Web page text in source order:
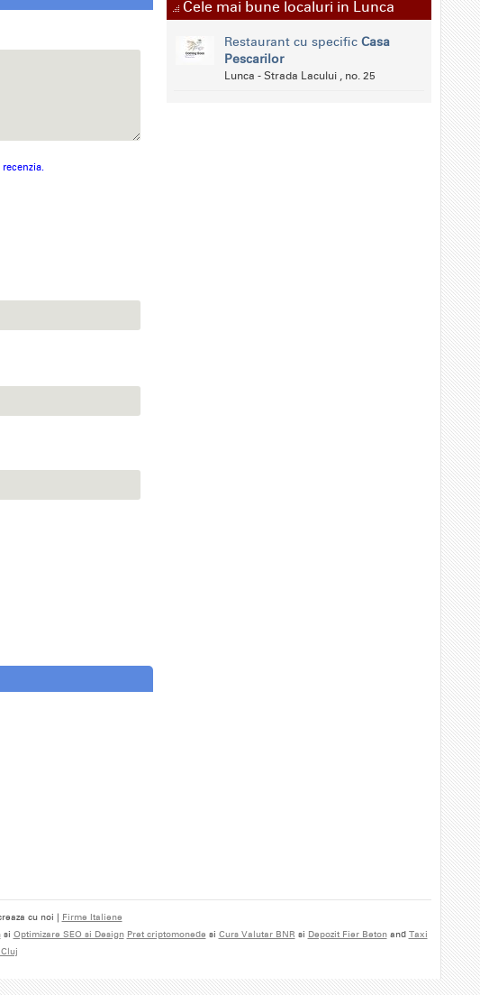
Cele mai bune localuri in Lunca
Restaurant cu specific Casa
Pescarilor
Lunca - Strada Lacului , no. 25
cu noi | Firme Italiene
si Optimizare SEO si Design Pret criptomonede si Curs Valutar BNR si Depozit Fier Betonand Taxi